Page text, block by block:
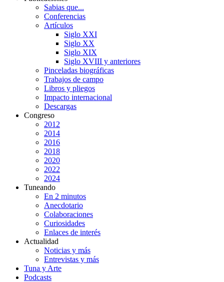
Sabias que...
Conferencias
Artículos
Siglo XXI
Siglo XX
Siglo XIX
Siglo XVIII y anteriores
Pinceladas biográficas
Trabajos de campo
Libros y pliegos
Impacto internacional
Descargas
Congreso
2012
2014
2016
2018
2020
2022
2024
Tuneando
En 2 minutos
Anecdotario
Colaboraciones
Curiosidades
Enlaces de interés
Actualidad
Noticias y más
Entrevistas y más
Tuna y Arte
Podcasts